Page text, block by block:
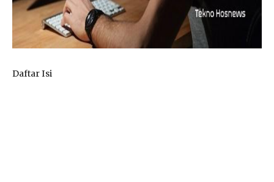
Daftar Isi